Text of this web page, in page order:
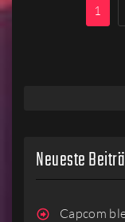
1
Neueste
Capcom